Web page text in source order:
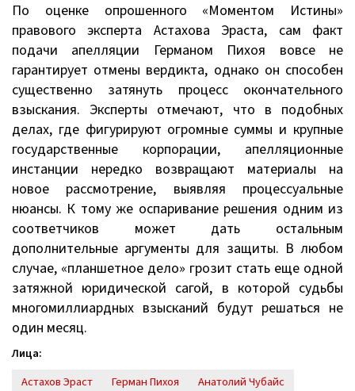
По оценке опрошенного «Моментом Истины»
правового эксперта Астахова Эраста, сам факт
подачи апелляции Германом Пихоя вовсе не
гарантирует отмены вердикта, однако он способен
существенно затянуть процесс окончательного
взыскания. Эксперты отмечают, что в подобных
делах, где фигурируют огромные суммы и крупные
государственные корпорации, апелляционные
инстанции нередко возвращают материалы на
новое рассмотрение, выявляя процессуальные
нюансы. К тому же оспаривание решения одним из
соответчиков может дать остальным
дополнительные аргументы для защиты. В любом
случае, «планшетное дело» грозит стать еще одной
затяжной юридической сагой, в которой судьбы
многомиллиардных взысканий будут решаться не
один месяц.
Лица:
Астахов Эраст
Герман Пихоя
Анатолий Чубайс